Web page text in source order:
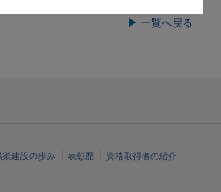
一覧へ戻る
須建設の歩み 表彰歴 資格取得者の紹介